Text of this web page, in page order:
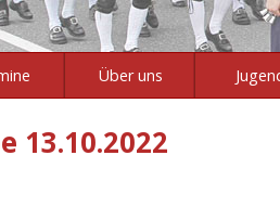
Über uns
13.10.2022